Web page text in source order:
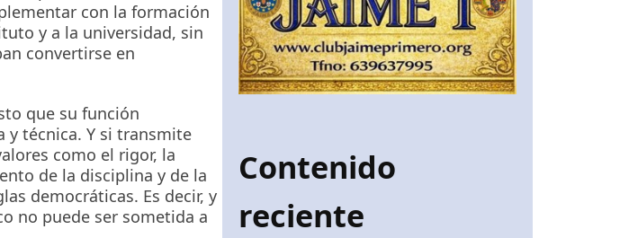
con la formación
y a la universidad, sin
convertirse en
que su función
técnica. Y si transmite
como el rigor, la
de la disciplina y de la
democráticas. Es decir, y
no puede ser sometida a
Contenido
reciente